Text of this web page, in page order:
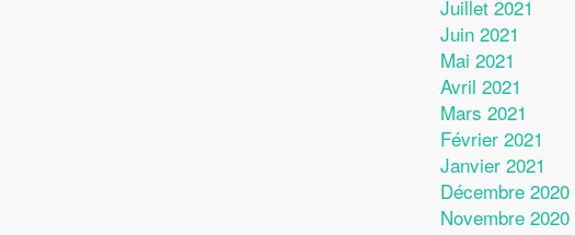
Juillet 2021
Juin 2021
Mai 2021
Avril 2021
Mars 2021
Février 2021
Janvier 2021
Décembre 2020
Novembre 2020